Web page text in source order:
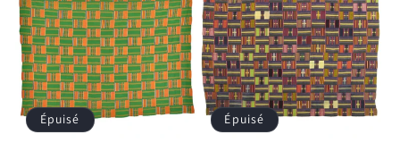
Épuisé Épuisé